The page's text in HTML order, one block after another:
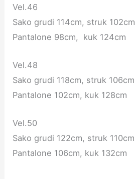
Vel.46
Sako grudi 114cm, struk 102cm
Pantalone 98cm, kuk 124cm
Vel.48
Sako grudi 118cm, struk 106cm
Pantalone 102cm, kuk 128cm
Vel.50
Sako grudi 122cm, struk 110cm
Pantalone 106cm, kuk 132cm